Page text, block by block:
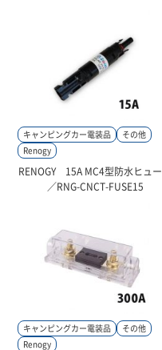
キャンピングカー電装品
その他
Renogy
RENOGY 15A MC4型防水ヒュ
／RNG-CNCT-FUSE15
キャンピングカー電装品
その他
Renogy